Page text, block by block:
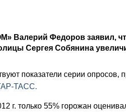
Валерий Федоров заявил,
Сергея Собянина
показатели серии опросов,
ТАСС.
г. только 55% горожан